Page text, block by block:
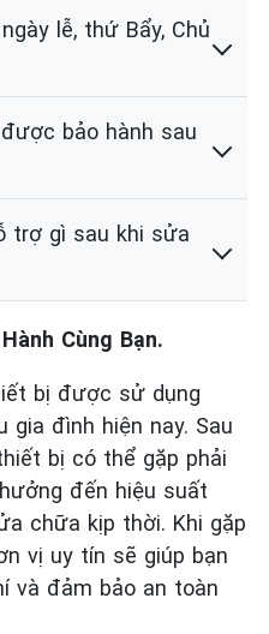
lễ, thứ Bẩy, Chủ
bảo hành sau
trợ gì sau khi sửa
Cùng Bạn.
bị được sử dụng
gia đình hiện nay. Sau
bị có thể gặp phải
đến hiệu suất
chữa kịp thời. Khi gặp
vị uy tín sẽ giúp bạn
và đảm bảo an toàn